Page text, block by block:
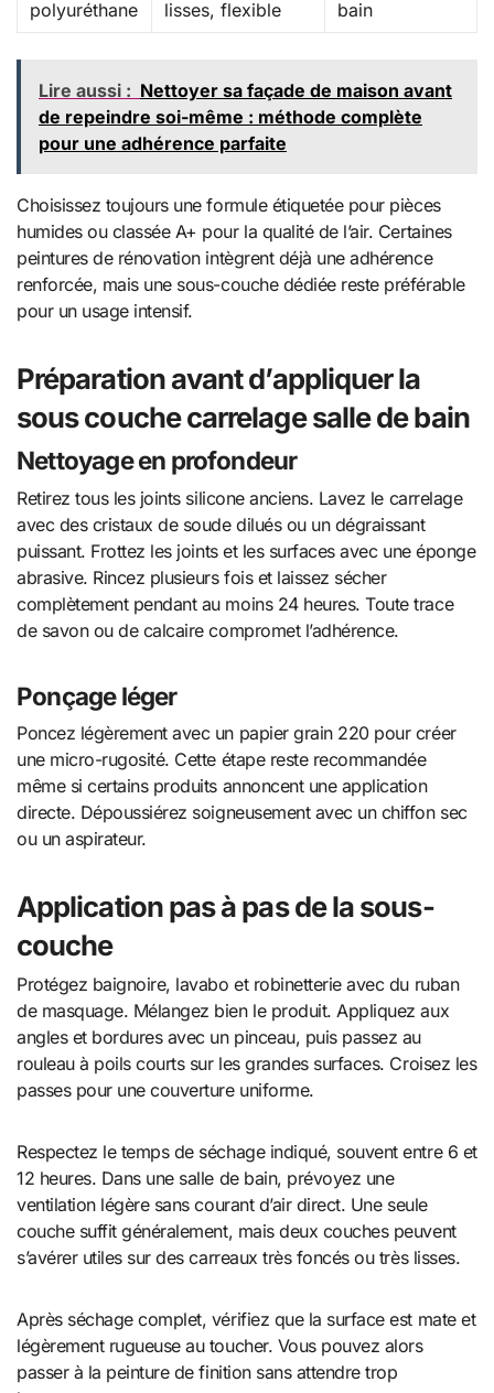
polyuréthane lisses, flexible bain
Lire aussi : Nettoyer sa façade de maison avant
de repeindre soi-même : méthode complète
pour une adhérence parfaite
Choisissez toujours une formule étiquetée pour pièces
humides ou classée A+ pour la qualité de l’air. Certaines
peintures de rénovation intègrent déjà une adhérence
renforcée, mais une sous-couche dédiée reste préférable
pour un usage intensif.
Préparation avant d’appliquer la
sous couche carrelage salle de bain
Nettoyage en profondeur
Retirez tous les joints silicone anciens. Lavez le carrelage
avec des cristaux de soude dilués ou un dégraissant
puissant. Frottez les joints et les surfaces avec une éponge
abrasive. Rincez plusieurs fois et laissez sécher
complètement pendant au moins 24 heures. Toute trace
de savon ou de calcaire compromet l’adhérence.
Ponçage léger
Poncez légèrement avec un papier grain 220 pour créer
une micro-rugosité. Cette étape reste recommandée
même si certains produits annoncent une application
directe. Dépoussiérez soigneusement avec un chiffon sec
ou un aspirateur.
Application pas à pas de la sous-
couche
Protégez baignoire, lavabo et robinetterie avec du ruban
de masquage. Mélangez bien le produit. Appliquez aux
angles et bordures avec un pinceau, puis passez au
rouleau à poils courts sur les grandes surfaces. Croisez les
passes pour une couverture uniforme.
Respectez le temps de séchage indiqué, souvent entre 6 et
12 heures. Dans une salle de bain, prévoyez une
ventilation légère sans courant d’air direct. Une seule
couche suffit généralement, mais deux couches peuvent
s’avérer utiles sur des carreaux très foncés ou très lisses.
Après séchage complet, vérifiez que la surface est mate et
légèrement rugueuse au toucher. Vous pouvez alors
passer à la peinture de finition sans attendre trop